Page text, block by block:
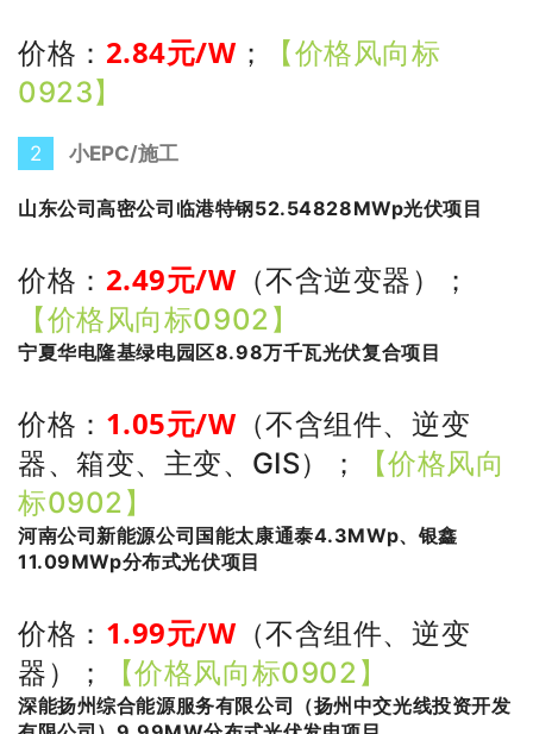
价格： 2.84元/W ；
【价格风向标
0923】
2 小EPC/施工
山东公司高密公司临港特钢52.54828MWp光伏项目
价格： 2.49元/W （不含逆变器）
；
【价格风向标0902】
宁夏华电隆基绿电园区8.98万千瓦光伏复合项目
价格： 1.05元/W （不含组件、逆变
器、箱变、主变、GIS）
；
【价格风向
标0902】
河南公司新能源公司国能太康通泰4.3MWp、银鑫
11.09MWp分布式光伏项目
价格： 1.99元/W （不含组件、逆变
器）
； 【价格风向标0902】
深能扬州综合能源服务有限公司（扬州中交光线投资开发